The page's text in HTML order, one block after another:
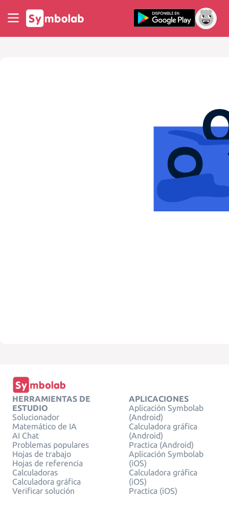
HERRAMIENTAS DE
ESTUDIO
Solucionador
Matemático de IA
AI Chat
Problemas populares
Hojas de trabajo
Hojas de referencia
Calculadoras
Calculadora gráfica
Verificar solución
APLICACIONES
Aplicación Symbolab
(Android)
Calculadora gráfica
(Android)
Practica (Android)
Aplicación Symbolab
(iOS)
Calculadora gráfica
(iOS)
Practica (iOS)